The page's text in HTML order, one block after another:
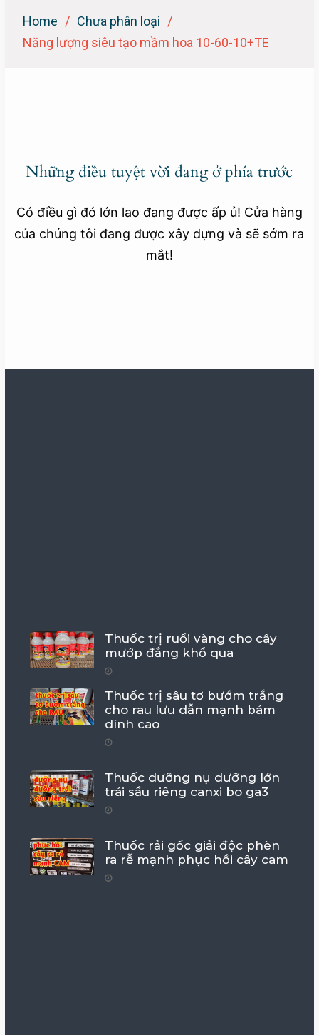
Home
Chưa phân loại
Năng lượng siêu tạo mầm hoa 10-60-10+TE
Những điều tuyệt vời đang ở phía trước
Có điều gì đó lớn lao đang được ấp ủ! Cửa hàng
của chúng tôi đang được xây dựng và sẽ sớm ra
mắt!
Thuốc trị ruồi vàng cho cây
mướp đắng khổ qua
Thuốc trị sâu tơ bướm trắng
cho rau lưu dẫn mạnh bám
dính cao
Thuốc dưỡng nụ dưỡng lớn
trái sầu riêng canxi bo ga3
Thuốc rải gốc giải độc phèn
ra rễ mạnh phục hồi cây cam